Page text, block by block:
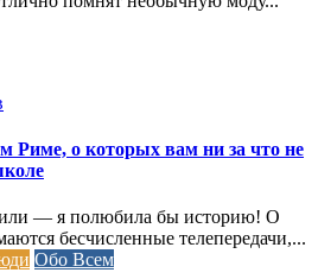
Риме, о которых вам ни за что не
— я полюбила бы историю! О
бесчисленные телепередачи,...
Обо Всем